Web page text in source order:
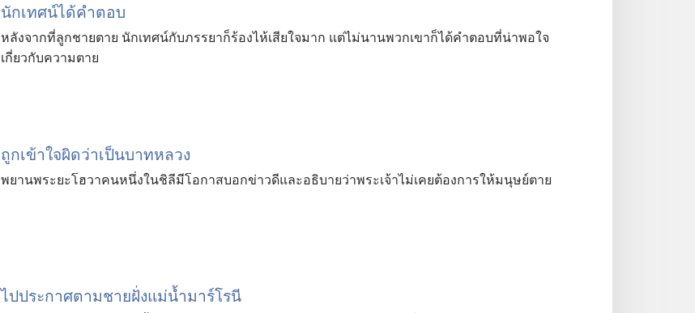
นักเทศน์ได้คำตอบ
หลังจากที่ลูกชายตาย นักเทศน์กับภรรยาก็ร้องไห้เสียใจมาก แต่ไม่นานพวกเขาก็ได้คำตอบที่น่าพอใจ
เกี่ยวกับความตาย
ถูกเข้าใจผิดว่าเป็นบาทหลวง
พยานพระยะโฮวาคนหนึ่งในชิลีมีโอกาสบอกข่าวดีและอธิบายว่าพระเจ้าไม่เคยต้องการให้มนุษย์ตาย
ไปประกาศตามชายฝั่งแม่น้ำมาร์โรนี